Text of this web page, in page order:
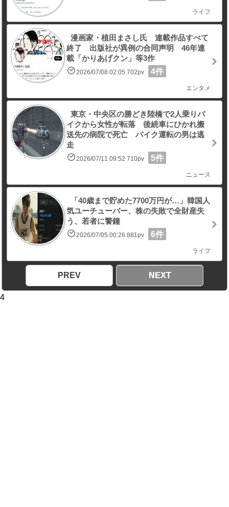
ライフ
漫画家・植田まさし氏 連載作品すべて
終了 出版社が異例の合同声明 46年連
載「かりあげクン」等3作
2026/07/08 02:05 702pv 4件
エンタメ
東京・中央区の勝どき陸橋で2人乗りバ
イクから女性が転落 後続車にひかれ搬
送先の病院で死亡 バイク運転の男は逃
走
2026/07/11 09:52 710pv 5件
ニュース
「40歳まで貯めた7700万円が…」韓国人
気ユーチューバー、株の失敗で全財産失
う、若者に警鐘
2026/07/05 00:26 881pv 6件
ライフ
PREV NEXT
4